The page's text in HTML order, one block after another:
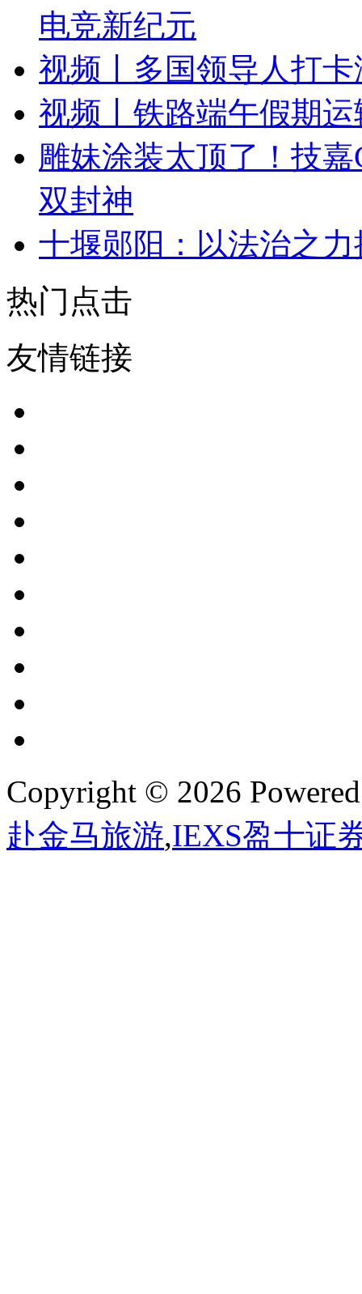
电竞新纪元
视频丨多国领导人打
视频丨铁路端午假期
雕妹涂装太顶了！技
双封神
十堰郧阳：以法治之
热门点击
友情链接
Copyright © 2026
赴金马旅游,IEXS盈十证